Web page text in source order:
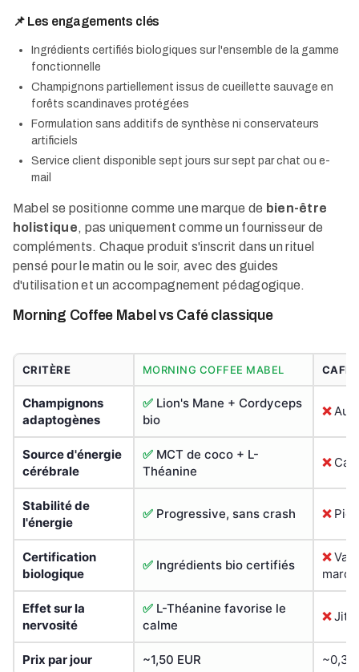
📌 Les engagements clés
Ingrédients certifiés biologiques sur l'ensemble de la gamme
fonctionnelle
Champignons partiellement issus de cueillette sauvage en
forêts scandinaves protégées
Formulation sans additifs de synthèse ni conservateurs
artificiels
Service client disponible sept jours sur sept par chat ou e-
mail
Mabel se positionne comme une marque de bien-être
holistique, pas uniquement comme un fournisseur de
compléments. Chaque produit s'inscrit dans un rituel
pensé pour le matin ou le soir, avec des guides
d'utilisation et un accompagnement pédagogique.
Morning Coffee Mabel vs Café classique
CRITÈRE MORNING COFFEE MABEL CAFÉ
Champignons
adaptogènes
✅Lion's Mane + Cordyceps
bio
❌
Source d'énergie
cérébrale
✅MCT de coco + L-
Théanine
❌
Stabilité de
l'énergie
✅Progressive, sans crash ❌Pic
Certification
biologique
✅Ingrédients bio certifiés
❌
Effet sur la
nervosité
✅L-Théanine favorise le
calme
❌
Prix par jour ~1,50 EUR ~0,30